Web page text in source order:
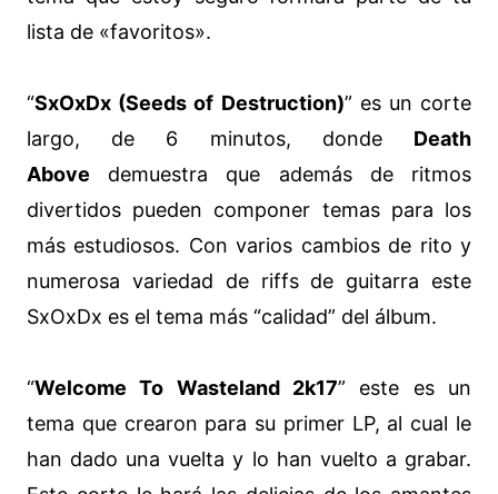
lista de «favoritos».
“SxOxDx (Seeds of Destruction)” es un corte
largo, de 6 minutos, donde Death
Above demuestra que además de ritmos
divertidos pueden componer temas para los
más estudiosos. Con varios cambios de rito y
numerosa variedad de riffs de guitarra este
SxOxDx es el tema más “calidad” del álbum.
“Welcome To Wasteland 2k17” este es un
tema que crearon para su primer LP, al cual le
han dado una vuelta y lo han vuelto a grabar.